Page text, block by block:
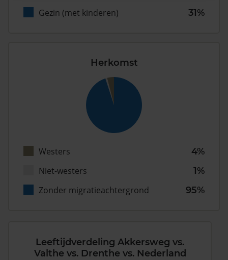
Gezin (met kinderen)
31%
Herkomst
Westers
4%
Niet-westers
1%
Zonder migratieachtergrond
95%
Leeftijdverdeling Akkersweg vs.
Valthe vs. Drenthe vs. Nederland